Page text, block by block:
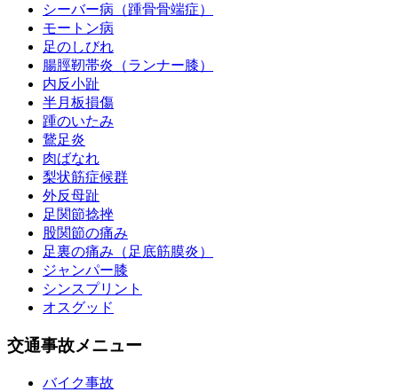
シーバー病（踵骨骨端症）
モートン病
足のしびれ
腸脛靭帯炎（ランナー膝）
内反小趾
半月板損傷
踵のいたみ
鵞足炎
肉ばなれ
梨状筋症候群
外反母趾
足関節捻挫
股関節の痛み
足裏の痛み（足底筋膜炎）
ジャンパー膝
シンスプリント
オスグッド
交通事故メニュー
バイク事故